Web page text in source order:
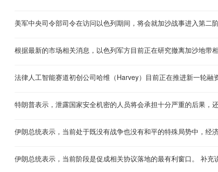
特朗普表示，泄露国家安全机密的人员将会承担十分严重的后果，
伊朗总统表示，当前处于既没有战争也没有和平的特殊局势中，经